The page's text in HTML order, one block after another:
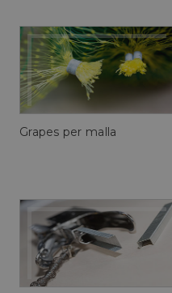
Grapes per malla